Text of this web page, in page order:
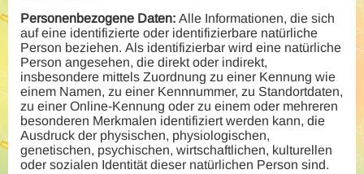
Personenbezogene Daten: Alle Informationen, die sich
auf eine identifizierte oder identifizierbare natürliche
Person beziehen. Als identifizierbar wird eine natürliche
Person angesehen, die direkt oder indirekt,
insbesondere mittels Zuordnung zu einer Kennung wie
einem Namen, zu einer Kennnummer, zu Standortdaten,
zu einer Online-Kennung oder zu einem oder mehreren
besonderen Merkmalen identifiziert werden kann, die
Ausdruck der physischen, physiologischen,
genetischen, psychischen, wirtschaftlichen, kulturellen
oder sozialen Identität dieser natürlichen Person sind.